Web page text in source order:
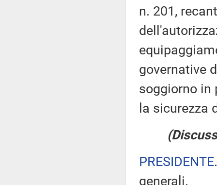
n. 201,
governative
soggiorno in
la
PRESIDENTE
generali.